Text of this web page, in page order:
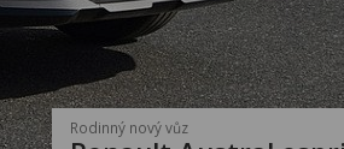
Rodinný nový vůz